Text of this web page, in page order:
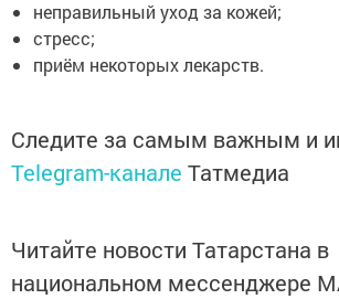
неправильный уход за кожей;
стресс;
приём некоторых лекарств.
Следите за самым важным и
Telegram-канале Татмедиа
Читайте новости Татарстана в
национальном мессенджере